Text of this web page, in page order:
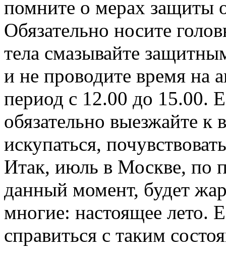
помните о мерах защиты
Обязательно носите
тела смазывайте
и не проводите время на
период с 12.00 до 15.00.
обязательно выезжайте
искупаться,
Итак, июль в Москве, по
данный момент, будет
многие: настоящее лето.
справиться с таким